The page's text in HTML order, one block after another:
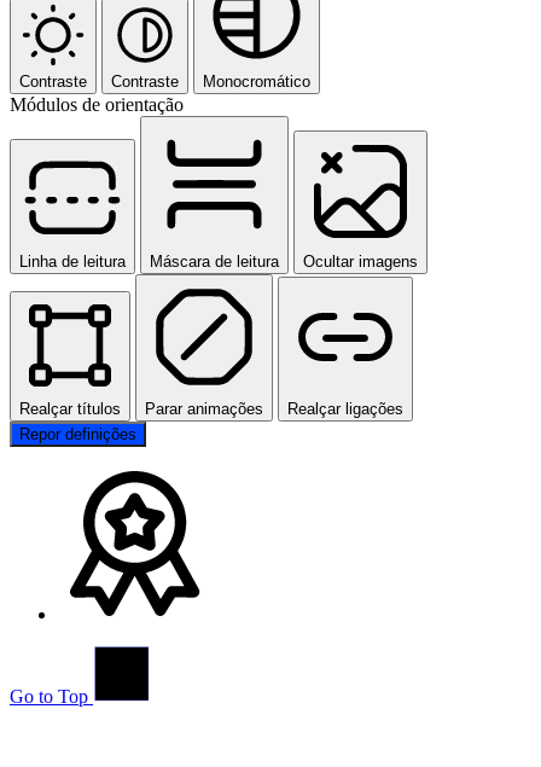
Contraste Contraste Monocromático
Módulos de orientação
Linha de leitura Máscara de leitura Ocultar imagens
Realçar títulos Parar animações
Realçar ligações
Repor definições
Go to Top